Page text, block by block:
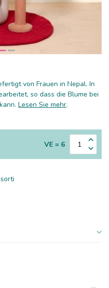
von Frauen in Nepal. In
so dass die Blume bei
Lesen Sie mehr.
VE = 6